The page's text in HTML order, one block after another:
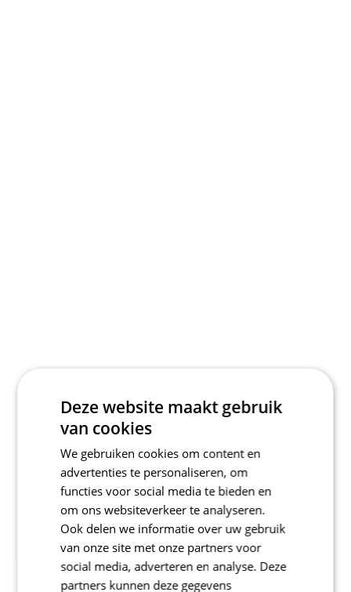
Deze website maakt gebruik
van cookies
We gebruiken cookies om content en
advertenties te personaliseren, om
functies voor social media te bieden en
om ons websiteverkeer te analyseren.
Ook delen we informatie over uw gebruik
van onze site met onze partners voor
social media, adverteren en analyse. Deze
partners kunnen deze gegevens